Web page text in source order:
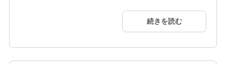
営的な視点で考え、戦略的に取り組んでいる法人を顕彰する制
度です。当社ではこれまで、定期健康診断の受診率向上および
続きを読む